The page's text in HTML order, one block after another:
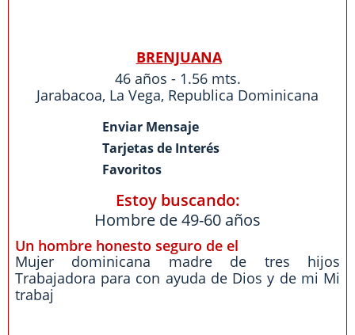
BRENJUANA
46 años - 1.56 mts.
Jarabacoa, La Vega, Republica Dominicana
Enviar Mensaje
Tarjetas de Interés
Favoritos
Estoy buscando:
Hombre de 49-60 años
Un hombre honesto seguro de el
Mujer dominicana madre de tres hijos
Trabajadora para con ayuda de Dios y de mi Mi
trabaj